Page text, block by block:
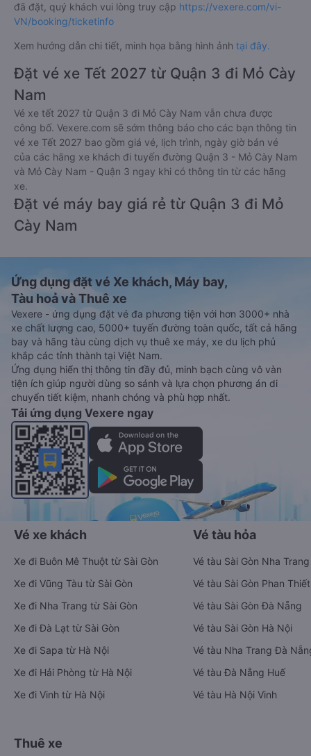
đã đặt, quý khách vui lòng truy cập https://vexere.com/vi-
VN/booking/ticketinfo
Xem hướng dẫn chi tiết, minh họa bằng hình ảnh tại đây.
Đặt vé xe Tết 2027 từ Quận 3 đi Mỏ Cày
Nam
Vé xe tết 2027 từ Quận 3 đi Mỏ Cày Nam vẫn chưa được
công bố. Vexere.com sẽ sớm thông báo cho các bạn thông tin
vé xe Tết 2027 bao gồm giá vé, lịch trình, ngày giờ bán vé
của các hãng xe khách đi tuyến đường Quận 3 - Mỏ Cày Nam
và Mỏ Cày Nam - Quận 3 ngay khi có thông tin từ các hãng
xe.
Đặt vé máy bay giá rẻ từ Quận 3 đi Mỏ
Cày Nam
Ứng dụng đặt vé Xe khách, Máy bay,
Tàu hoả và Thuê xe
Vexere - ứng dụng đặt vé đa phương tiện với hơn 3000+ nhà
xe chất lượng cao, 5000+ tuyến đường toàn quốc, tất cả hãng
bay và hãng tàu cùng dịch vụ thuê xe máy, xe du lịch phủ
khắp các tỉnh thành tại Việt Nam.
Ứng dụng hiển thị thông tin đầy đủ, minh bạch cùng vô vàn
tiện ích giúp người dùng so sánh và lựa chọn phương án di
chuyển tiết kiệm, nhanh chóng và phù hợp nhất.
Tải ứng dụng Vexere ngay
Vé xe khách
Xe đi Buôn Mê Thuột từ Sài Gòn
Xe đi Vũng Tàu từ Sài Gòn
Xe đi Nha Trang từ Sài Gòn
Xe đi Đà Lạt từ Sài Gòn
Xe đi Sapa từ Hà Nội
Xe đi Hải Phòng từ Hà Nội
Xe đi Vinh từ Hà Nội
Vé tàu hỏa
Vé tàu Sài Gòn Nha Trang
Vé tàu Sài Gòn Phan Thiết
Vé tàu Sài Gòn Đà Nẵng
Vé tàu Sài Gòn Hà Nội
Vé tàu Nha Trang Đà
Vé tàu Đà Nẵng Huế
Vé tàu Hà Nội Vinh
Thuê xe